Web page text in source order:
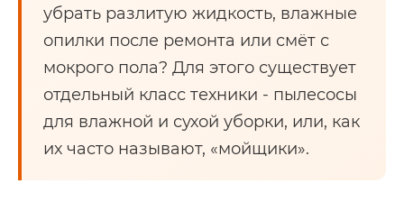
убрать разлитую жидкость, влажные
опилки после ремонта или смёт с
мокрого пола? Для этого существует
отдельный класс техники - пылесосы
для влажной и сухой уборки, или, как
их часто называют, «мойщики».